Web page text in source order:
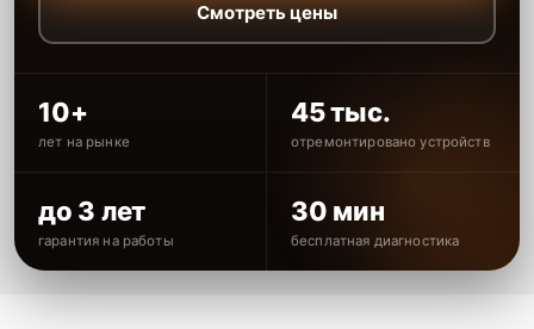
Смотреть цены
10+
лет на рынке
45 тыс.
отремонтировано устройств
до 3 лет
гарантия на работы
30 мин
бесплатная диагностика